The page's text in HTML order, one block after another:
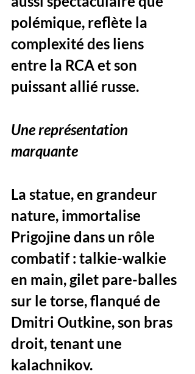
polémique, reflète la
complexité des liens
entre la RCA et son
puissant allié russe.
Une représentation
marquante
La statue, en grandeur
nature, immortalise
Prigojine dans un rôle
combatif : talkie-walkie
en main, gilet pare-balles
sur le torse, flanqué de
Dmitri Outkine, son bras
droit, tenant une
kalachnikov.